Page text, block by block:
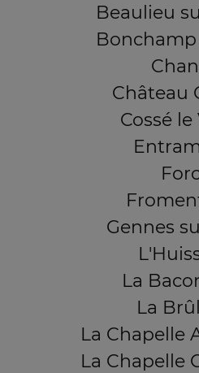
Beaulieu
Bonchamp
Château
Cossé le
Gennes
La
La
La Chapelle
La Chapelle